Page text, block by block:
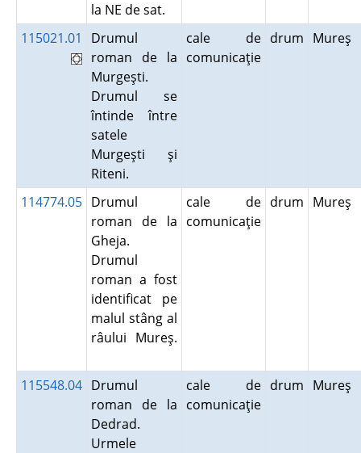
la NE de sat.
115021.01
Drumul
roman de la
Murgeşti.
Drumul se
întinde între
satele
Murgeşti şi
Riteni.
cale de
comunicaţie
drum Mureş
114774.05 Drumul
roman de la
Gheja.
Drumul
roman a fost
identificat pe
malul stâng al
râului Mureş.
cale de
comunicaţie
drum Mureş
115548.04 Drumul
roman de la
Dedrad.
Urmele
cale de
comunicaţie
drum Mureş